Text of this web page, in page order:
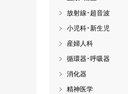
放射線･超音波
小児科･新生児
産婦人科
循環器･呼吸器
消化器
精神医学